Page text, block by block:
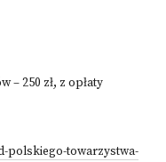
– 250 zł, z opłaty
polskiego-towarzystwa-